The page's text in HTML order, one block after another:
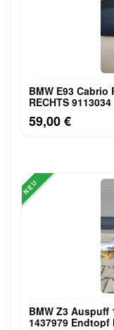
BMW E93
RECHTS
59,00 €
NEU
BMW Z3 Auspuff 1247445 Mittel + Endschalldämpfer
1437979 Endtopf